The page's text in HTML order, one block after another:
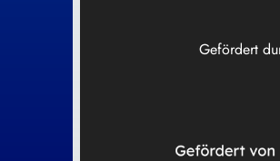
Gefördert